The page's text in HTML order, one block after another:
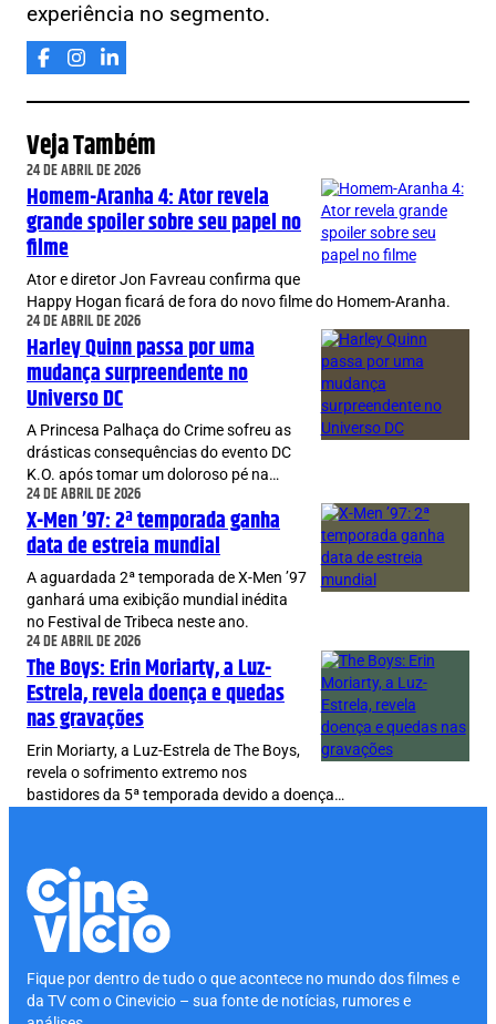
experiência no segmento.
Veja Também
24 DE ABRIL DE 2026
Homem-Aranha 4: Ator revela
grande spoiler sobre seu papel no
filme
Ator e diretor Jon Favreau confirma que
Happy Hogan ficará de fora do novo filme do Homem-Aranha.
24 DE ABRIL DE 2026
Harley Quinn passa por uma
mudança surpreendente no
Universo DC
A Princesa Palhaça do Crime sofreu as
drásticas consequências do evento DC
K.O. após tomar um doloroso pé na…
24 DE ABRIL DE 2026
X-Men ’97: 2ª temporada ganha
data de estreia mundial
A aguardada 2ª temporada de X-Men ’97
ganhará uma exibição mundial inédita
no Festival de Tribeca neste ano.
24 DE ABRIL DE 2026
The Boys: Erin Moriarty, a Luz-
Estrela, revela doença e quedas
nas gravações
Erin Moriarty, a Luz-Estrela de The Boys,
revela o sofrimento extremo nos
bastidores da 5ª temporada devido a doença…
Fique por dentro de tudo o que acontece no mundo dos filmes e
da TV com o Cinevicio – sua fonte de notícias, rumores e